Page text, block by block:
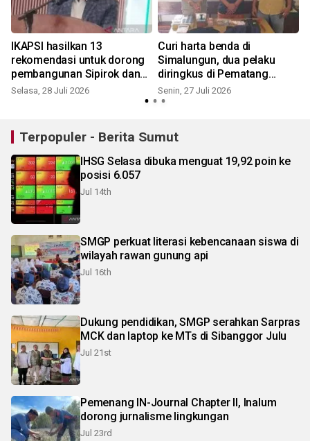
IKAPSI hasilkan 13
rekomendasi untuk dorong
pembangunan Sipirok dan
Tapsel
Selasa, 28 Juli 2026
Curi harta benda di
Simalungun, dua pelaku
diringkus di Pematang
Siantar
Senin, 27 Juli 2026
Terpopuler - Berita Sumut
IHSG Selasa dibuka menguat 19,92 poin ke
posisi 6.057
Jul 14th
SMGP perkuat literasi kebencanaan siswa di
wilayah rawan gunung api
Jul 16th
Dukung pendidikan, SMGP serahkan Sarpras
MCK dan laptop ke MTs di Sibanggor Julu
Jul 21st
Pemenang IN-Journal Chapter II, Inalum
dorong jurnalisme lingkungan
Jul 23rd